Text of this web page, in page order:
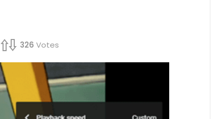
326 Votes